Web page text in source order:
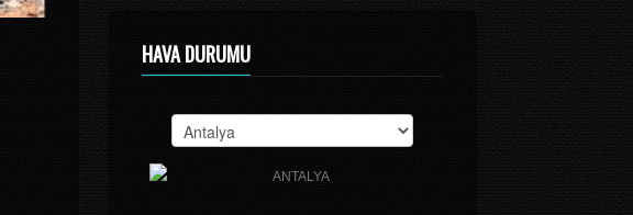
HAVA DURUMU